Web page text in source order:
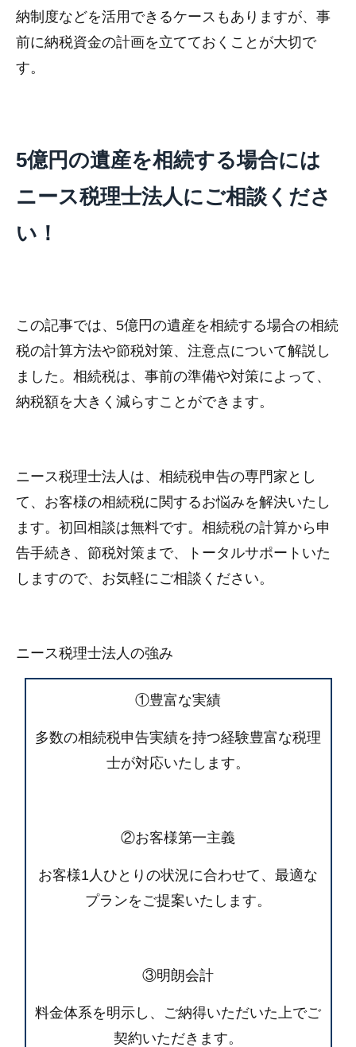
納制度などを活用できるケースもありますが、事
前に納税資金の計画を立てておくことが大切で
す。
5億円の遺産を相続する場合には
ニース税理士法人にご相談くださ
い！
この記事では、5億円の遺産を相続する場合の相続
税の計算方法や節税対策、注意点について解説し
ました。相続税は、事前の準備や対策によって、
納税額を大きく減らすことができます。
ニース税理士法人は、相続税申告の専門家とし
て、お客様の相続税に関するお悩みを解決いたし
ます。初回相談は無料です。相続税の計算から申
告手続き、節税対策まで、トータルサポートいた
しますので、お気軽にご相談ください。
ニース税理士法人の強み
①豊富な実績
多数の相続税申告実績を持つ経験豊富な税理
士が対応いたします。
②お客様第一主義
お客様1人ひとりの状況に合わせて、最適な
プランをご提案いたします。
③明朗会計
料金体系を明示し、ご納得いただいた上でご
契約いただきます。